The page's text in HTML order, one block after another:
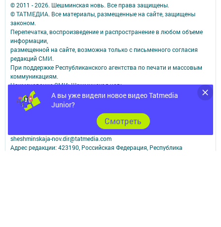
А вы уже видели новое видео Tatmedia
Junior?
Cмотреть
© 2011 - 2026. Шешминская новь. Все права защищены.
© ТАТМЕДИА. Все материалы, размещенные на сайте, защищены
законом.
Перепечатка, воспроизведение и распространение в любом объеме
информации,
размещенной на сайте, возможна только с письменного согласия
редакций СМИ.
При поддержке Республиканского агентства по печати и массовым
коммуникациям.
Наименование СМИ: Шешминская новь
СМИ зарегистрировано Федеральной службой по надзору в сфере
связи,
информационных технологий и массовых коммуникаций
запись о регистрации СМИ ЭЛ № ФС 77 - 90148 от 07.10.2025
ФИО главного редактора: Мусин Азат Вализанович Email:
sheshminskaja-nov.dir@tatmedia.com
Адрес редакции: 423190, Российская Федерация, Республика